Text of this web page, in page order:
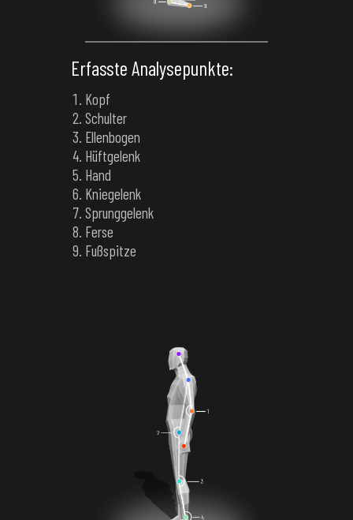
Erfasste Analysepunkte:
Kopf
Schulter
Ellenbogen
Hüftgelenk
Hand
Kniegelenk
Sprunggelenk
Ferse
Fußspitze